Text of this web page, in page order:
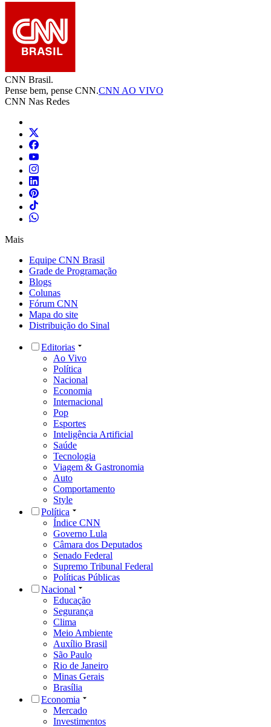
CNN Brasil.
Pense bem, pense CNN.CNN AO VIVO
CNN Nas Redes
Mais
Equipe CNN Brasil
Grade de Programação
Blogs
Colunas
Fórum CNN
Mapa do site
Distribuição do Sinal
Editorias
Ao Vivo
Política
Nacional
Economia
Internacional
Pop
Esportes
Inteligência Artificial
Saúde
Tecnologia
Viagem & Gastronomia
Auto
Comportamento
Style
Política
Índice CNN
Governo Lula
Câmara dos Deputados
Senado Federal
Supremo Tribunal Federal
Políticas Públicas
Nacional
Educação
Segurança
Clima
Meio Ambiente
Auxílio Brasil
São Paulo
Rio de Janeiro
Minas Gerais
Brasília
Economia
Mercado
Investimentos